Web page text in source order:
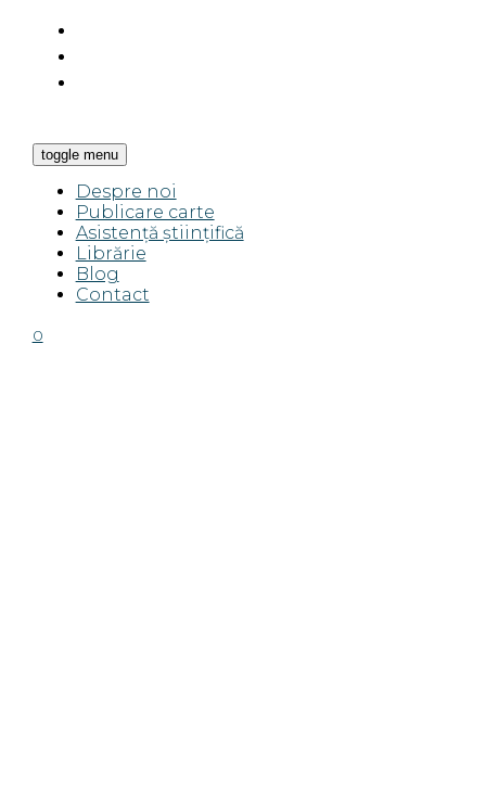
toggle menu
Despre noi
Publicare carte
Asistență științifică
Librărie
Blog
Contact
0